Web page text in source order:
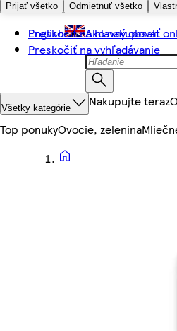
Prijať všetko Odmietnuť všetko
Preskočiť na hlavný obsah
Preskočiť na vyhľadávanie
English Ako nakupovať
Všetky kategórie Nakupujte teraz
Top ponukyOvocie, zelenina